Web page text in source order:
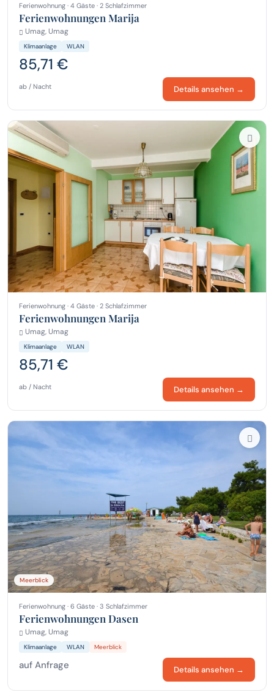
Ferienwohnung · 4 Gäste · 2 Schlafzimmer
Ferienwohnungen Marija
Umag, Umag
Klimaanlage WLAN
85,71 €
ab / Nacht Details ansehen →
Ferienwohnung · 4 Gäste · 2 Schlafzimmer
Ferienwohnungen Marija
Umag, Umag
Klimaanlage WLAN
85,71 €
ab / Nacht Details ansehen →
Meerblick
Ferienwohnung · 6 Gäste · 3 Schlafzimmer
Ferienwohnungen Dasen
Umag, Umag
Klimaanlage WLAN Meerblick
auf Anfrage Details ansehen →